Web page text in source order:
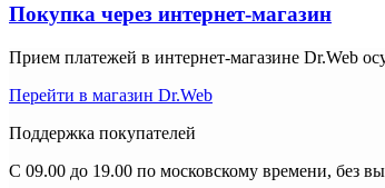
Покупка через интернет-магазин
Прием платежей в интернет-магазине Dr.Web
Перейти в магазин Dr.Web
Поддержка покупателей
C 09.00 до 19.00 по московскому времени, без